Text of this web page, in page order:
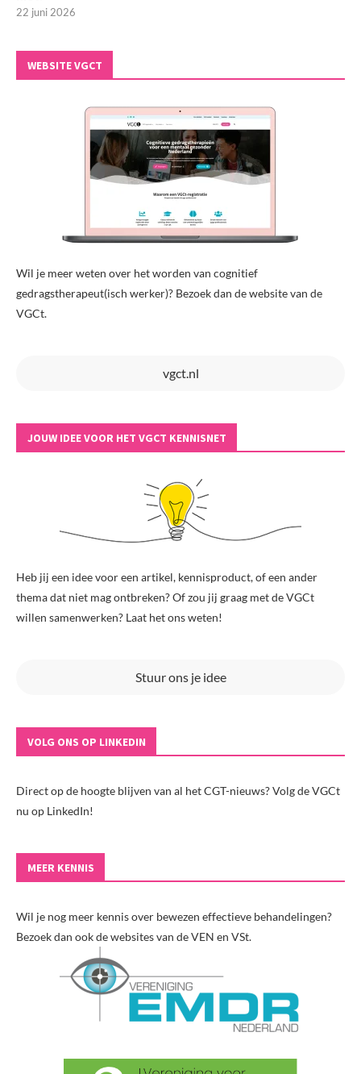
22 juni 2026
WEBSITE VGCT
Wil je meer weten over het worden van cognitief
gedragstherapeut(isch werker)? Bezoek dan de website van de
VGCt.
vgct.nl
JOUW IDEE VOOR HET VGCT KENNISNET
Heb jij een idee voor een artikel, kennisproduct, of een ander
thema dat niet mag ontbreken? Of zou jij graag met de VGCt
willen samenwerken? Laat het ons weten!
Stuur ons je idee
VOLG ONS OP LINKEDIN
Direct op de hoogte blijven van al het CGT-nieuws? Volg de VGCt
nu op LinkedIn!
MEER KENNIS
Wil je nog meer kennis over bewezen effectieve behandelingen?
Bezoek dan ook de websites van de VEN en VSt.